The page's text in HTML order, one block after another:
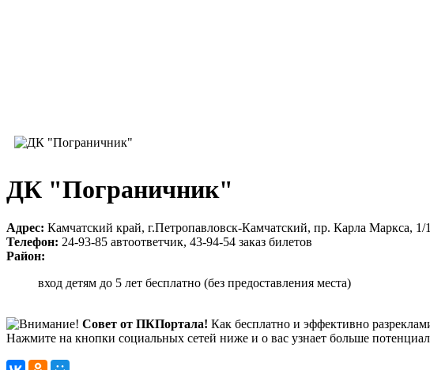
ДК "Пограничник"
Адрес: Камчатский край, г.Петропавловск-Камчатский, пр. Карла Маркса,
Телефон: 24-93-85 автоответчик, 43-94-54 заказ билетов
Район:
вход детям до 5 лет бесплатно (без предоставления места)
Совет от ПКПортала! Как бесплатно и эффективно
Нажмите на кнопки социальных сетей ниже и о вас узнает больше